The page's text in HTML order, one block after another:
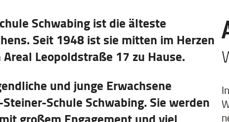
Schwabing ist die älteste
Seit 1948 ist sie mitten im Herzen
Leopoldstraße 17 zu Hause.
und junge Erwachsene
Schule Schwabing. Sie werden